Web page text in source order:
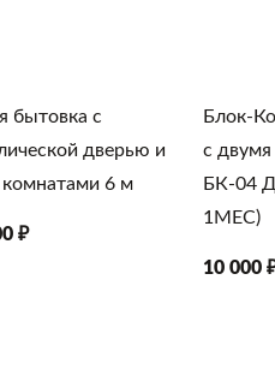
бытовка с
дверью и
6 м
₽
Блок-
с
БК-04
1МЕС)
10 000